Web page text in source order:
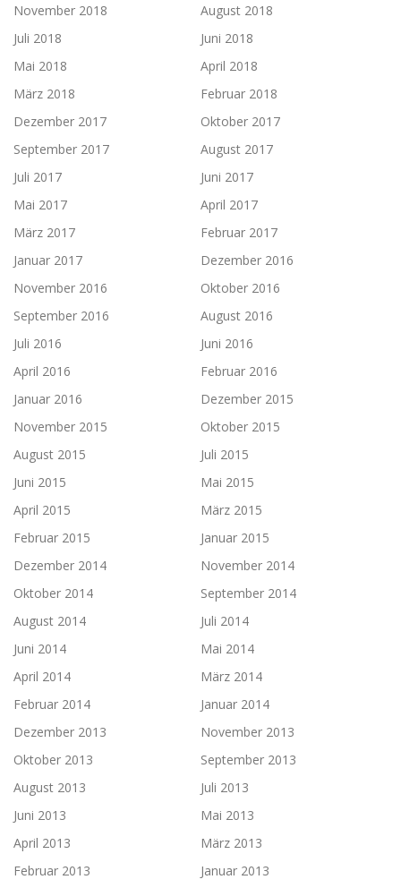
November 2018
August 2018
Juli 2018
Juni 2018
Mai 2018
April 2018
März 2018
Februar 2018
Dezember 2017
Oktober 2017
September 2017
August 2017
Juli 2017
Juni 2017
Mai 2017
April 2017
März 2017
Februar 2017
Januar 2017
Dezember 2016
November 2016
Oktober 2016
September 2016
August 2016
Juli 2016
Juni 2016
April 2016
Februar 2016
Januar 2016
Dezember 2015
November 2015
Oktober 2015
August 2015
Juli 2015
Juni 2015
Mai 2015
April 2015
März 2015
Februar 2015
Januar 2015
Dezember 2014
November 2014
Oktober 2014
September 2014
August 2014
Juli 2014
Juni 2014
Mai 2014
April 2014
März 2014
Februar 2014
Januar 2014
Dezember 2013
November 2013
Oktober 2013
September 2013
August 2013
Juli 2013
Juni 2013
Mai 2013
April 2013
März 2013
Februar 2013
Januar 2013